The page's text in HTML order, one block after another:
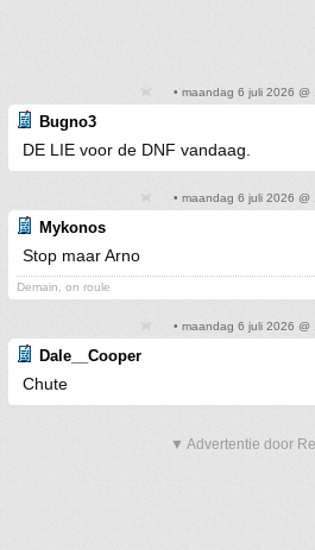
• maandag 6 juli 2026 @
Bugno3
DE LIE voor de DNF vandaag.
• maandag 6 juli 2026 @
Mykonos
Stop maar Arno
Demain, on roule
• maandag 6 juli 2026 @
Dale__Cooper
Chute
▼ Advertentie door